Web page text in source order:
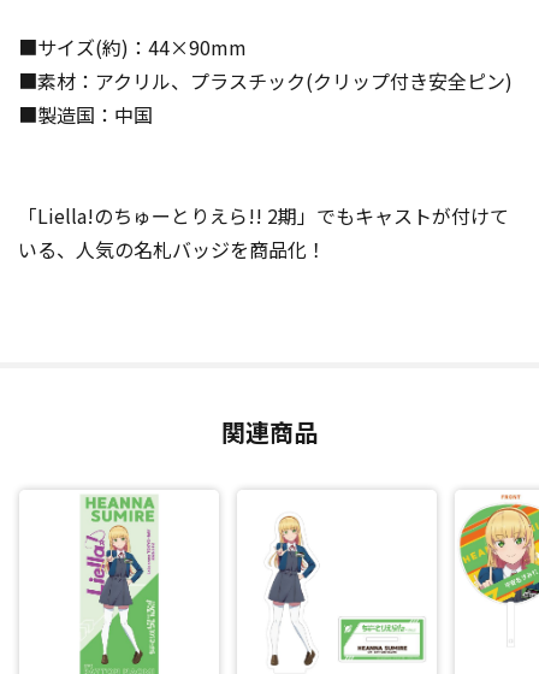
■サイズ(約)：44×90mm
■素材：アクリル、プラスチック(クリップ付き安全ピン)
■製造国：中国
「Liella!のちゅーとりえら!! 2期」でもキャストが付けて
いる、人気の名札バッジを商品化！
関連商品